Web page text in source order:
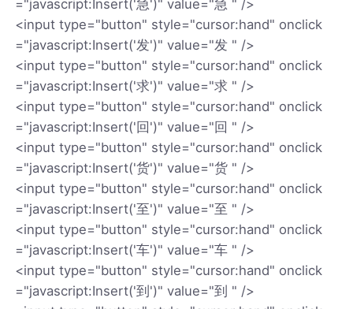
="javascript:Insert('急')" value="急 " />
<input type="button" style="cursor:hand" onclick
="javascript:Insert('发')" value="发 " />
<input type="button" style="cursor:hand" onclick
="javascript:Insert('求')" value="求 " />
<input type="button" style="cursor:hand" onclick
="javascript:Insert('回')" value="回 " />
<input type="button" style="cursor:hand" onclick
="javascript:Insert('货')" value="货 " />
<input type="button" style="cursor:hand" onclick
="javascript:Insert('至')" value="至 " />
<input type="button" style="cursor:hand" onclick
="javascript:Insert('车')" value="车 " />
<input type="button" style="cursor:hand" onclick
="javascript:Insert('到')" value="到 " />